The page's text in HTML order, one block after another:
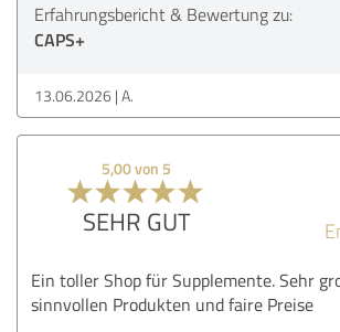
Erfahrungsbericht & Bewertung zu:
CAPS+
13.06.2026 A.
5,00 von 5
SEHR GUT
Ein toller Shop für Supplemente. Sehr
sinnvollen Produkten und faire Preise